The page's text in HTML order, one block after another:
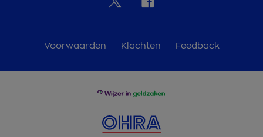
Voorwaarden Klachten Feedback